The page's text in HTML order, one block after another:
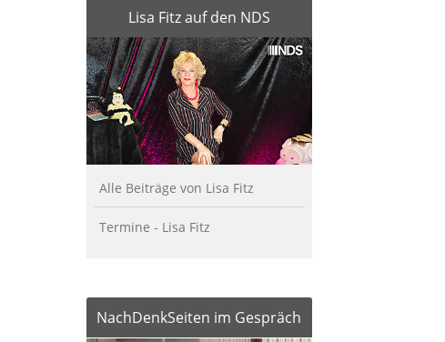
Lisa Fitz auf den NDS
Alle Beiträge von Lisa Fitz
Termine - Lisa Fitz
NachDenkSeiten im Gespräch